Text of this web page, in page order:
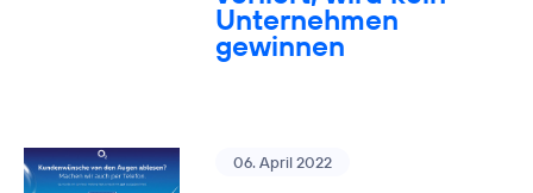
Unternehmen
gewinnen
06. April 2022